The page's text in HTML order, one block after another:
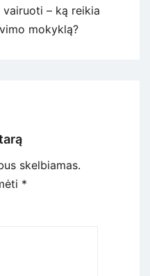
– ką reikia
mokyklą?
skelbiamas.
*